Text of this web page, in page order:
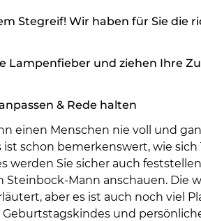
Stegreif! Wir haben für Sie die
Lampenfieber und ziehen Ihre
& Rede halten
einen Menschen nie voll und
ist schon bemerkenswert, wie sich
werden Sie sicher auch
Steinbock-Mann anschauen. Die
aber es ist auch noch viel
und